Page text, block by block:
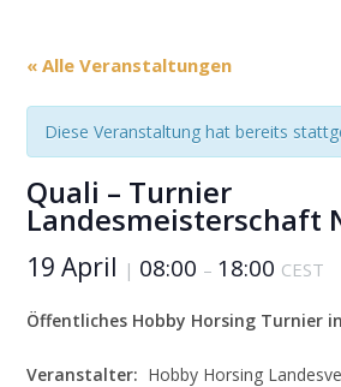
« Alle Veranstaltungen
Diese Veranstaltung hat bereits
Quali – Turnier
Landesmeisterschaft
19 April | 08:00 – 18:00 CEST
Öffentliches Hobby Horsing Turnier
Veranstalter: Hobby Horsing